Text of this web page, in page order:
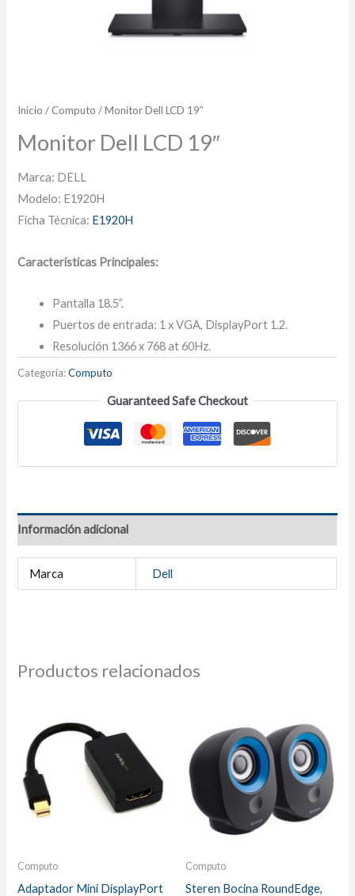
Inicio / Computo / Monitor Dell LCD 19″
Monitor Dell LCD 19″
Marca: DELL
Modelo: E1920H
Ficha Técnica: E1920H
Características Principales:
Pantalla 18.5”.
Puertos de entrada: 1 x VGA, DisplayPort 1.2.
Resolución 1366 x 768 at 60Hz.
Categoría:Computo
Guaranteed Safe Checkout
Información adicional
Marca Dell
Productos relacionados
Computo
Adaptador Mini DisplayPort
Computo
Steren Bocina RoundEdge,